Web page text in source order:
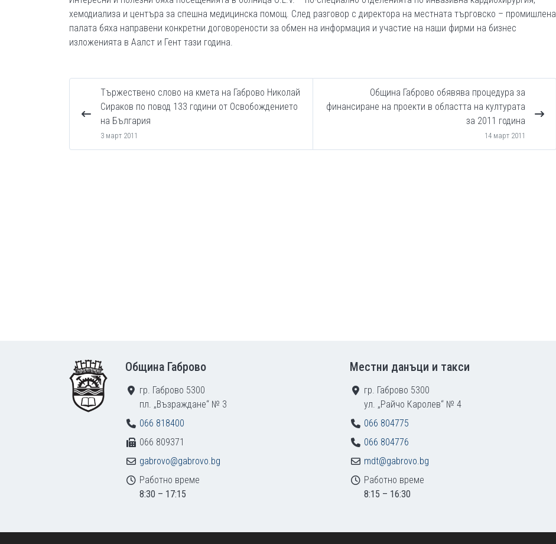
хемодиализа и центъра за спешна медицинска помощ. След разговор с директора на местната търговско – промишлена
палата бяха направени конкретни договорености за обмен на информация и участие на наши фирми на бизнес
изложенията в Аалст и Гент тази година.
Тържествено слово на кмета на Габрово Николай
Сираков по повод 133 години от Освобождението
на България
3 март 2011
Община Габрово обявява процедура за
финансиране на проекти в областта на културата
за 2011 година
14 март 2011
Община Габрово
гр. Габрово 5300
пл. „Възраждане“ № 3
066 818400
066 809371
gabrovo@gabrovo.bg
Работно време
8:30 – 17:15
Местни данъци и такси
гр. Габрово 5300
ул. „Райчо Каролев“ № 4
066 804775
066 804776
mdt@gabrovo.bg
Работно време
8:15 – 16:30